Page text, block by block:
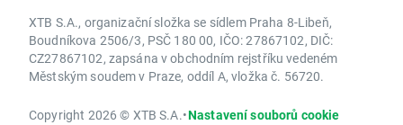
XTB S.A., organizační složka se sídlem Praha 8-Libeň,
Boudníkova 2506/3, PSČ 180 00, IČO: 27867102, DIČ:
CZ27867102, zapsána v obchodním rejstříku vedeném
Městským soudem v Praze, oddíl A, vložka č. 56720.
Copyright 2026 © XTB S.A.•Nastavení souborů cookie